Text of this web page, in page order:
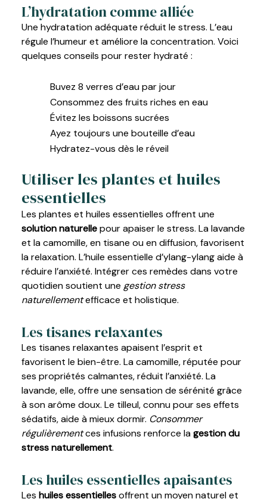
L’hydratation comme alliée
Une hydratation adéquate réduit le stress. L’eau
régule l’humeur et améliore la concentration. Voici
quelques conseils pour rester hydraté :
Buvez 8 verres d’eau par jour
Consommez des fruits riches en eau
Évitez les boissons sucrées
Ayez toujours une bouteille d’eau
Hydratez-vous dès le réveil
Utiliser les plantes et huiles
essentielles
Les plantes et huiles essentielles offrent une
solution naturellepour apaiser le stress. La lavande
et la camomille, en tisane ou en diffusion, favorisent
la relaxation. L’huile essentielle d’ylang-ylang aide à
réduire l’anxiété. Intégrer ces remèdes dans votre
quotidien soutient une gestion stress
naturellementefficace et holistique.
Les tisanes relaxantes
Les tisanes relaxantes apaisent l’esprit et
favorisent le bien-être. La camomille, réputée pour
ses propriétés calmantes, réduit l’anxiété. La
lavande, elle, offre une sensation de sérénité grâce
à son arôme doux. Le tilleul, connu pour ses effets
sédatifs, aide à mieux dormir. Consommer
régulièrementces infusions renforce lagestion du
stress naturellement.
Les huiles essentielles apaisantes
Les huiles essentiellesoffrent un moyen naturel et